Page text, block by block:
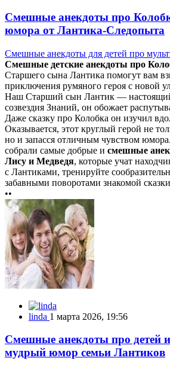
Смешные анекдоты про
юмора от Лантика-Следопыта
Смешные анекдоты для детей про
Смешные детские анекдоты про
Старшего сына Лантика помогут вам
приключения румяного героя с новой
Наш Старший сын Лантик —
созвездия Знаний, он обожает
Даже сказку про Колобка он изучил
Оказывается, этот круглый герой не
но и запасся отличным чувством
собрали самые добрые и смешные
Лису и Медведя, которые учат
с Лантиками, тренируйте
забавными поворотами знакомой
••
linda 1 марта 2026, 19:56
Смешные анекдоты про детей
мудрый юмор семьи Лантиков